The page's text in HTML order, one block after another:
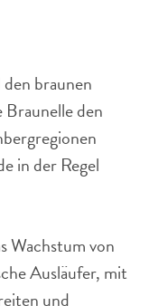
braunen
den
in der Regel
Wachstum von
Ausläufer, mit
und